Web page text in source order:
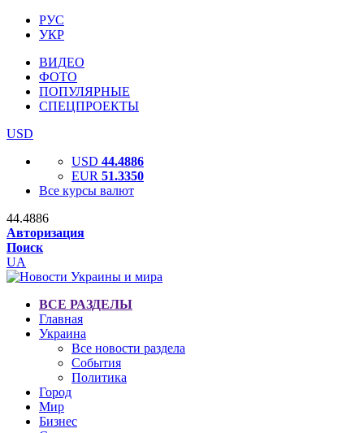
РУС
УКР
ВИДЕО
ФОТО
ПОПУЛЯРНЫЕ
СПЕЦПРОЕКТЫ
USD
USD 44.4886
EUR 51.3350
Все курсы валют
44.4886
Авторизация
Поиск
UA
ВСЕ РАЗДЕЛЫ
Главная
Украина
Все новости раздела
События
Политика
Город
Мир
Бизнес